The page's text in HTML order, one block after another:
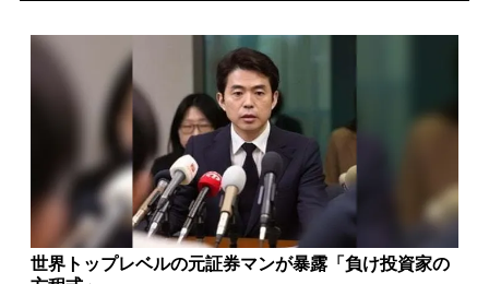
世界トップレベルの元証券マンが暴露「負け投資家の